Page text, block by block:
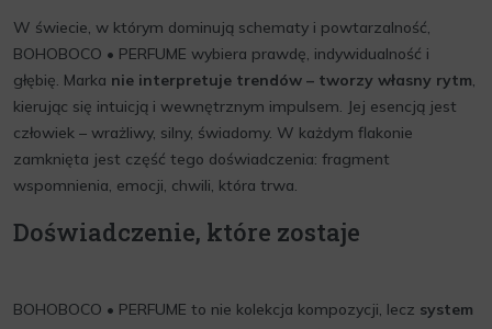
W świecie, w którym dominują schematy i powtarzalność,
BOHOBOCO • PERFUME wybiera prawdę, indywidualność i
głębię. Marka nie interpretuje trendów – tworzy własny rytm,
kierując się intuicją i wewnętrznym impulsem. Jej esencją jest
człowiek – wrażliwy, silny, świadomy. W każdym flakonie
zamknięta jest część tego doświadczenia: fragment
wspomnienia, emocji, chwili, która trwa.
Doświadczenie, które zostaje
BOHOBOCO • PERFUME to nie kolekcja kompozycji, lecz system